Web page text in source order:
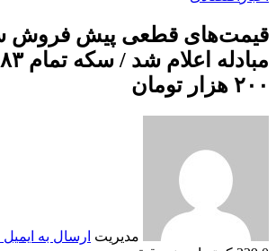
قیمت‌های قطعی پیش فروش
۲۰۰ هزار تومان
مدیریت ارسال به ایمیل